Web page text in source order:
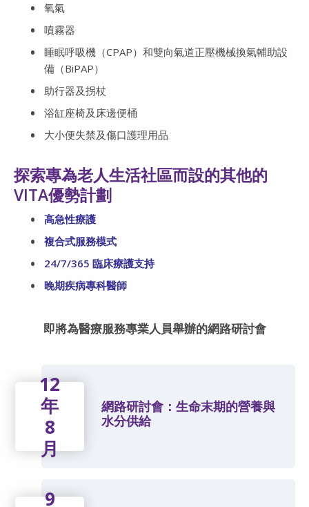
氧氣
噴霧器
睡眠呼吸機（CPAP）和雙向氣道正壓機械換氣輔助設
備（BiPAP）
助行器及拐杖
浴缸座椅及床邊便桶
大小便失禁及傷口護理用品
探索專為老人生活社區而設的其他的
VITA優勢計劃
高急性療護
複合式服務模式
24/7/365 臨床療護支持
晚期疾病專科醫師
即將為醫療服務專業人員舉辦的網路研討會
12
年
8
月
網路研討會：生命末期的營養與
水分供給
9